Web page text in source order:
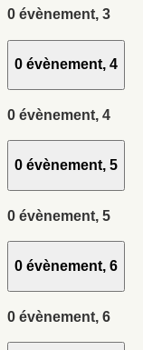
0 évènement, 3
0 évènement, 4
0 évènement, 4
0 évènement, 5
0 évènement, 5
0 évènement, 6
0 évènement, 6